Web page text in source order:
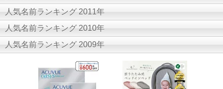
人気名前ランキング 2011年
人気名前ランキング 2010年
人気名前ランキング 2009年